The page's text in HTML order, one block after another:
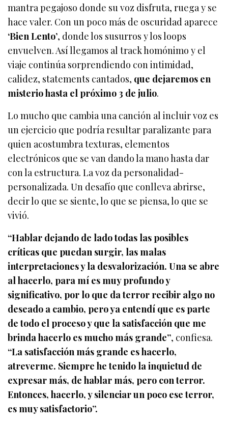
mantra pegajoso donde su voz disfruta, ruega y se
hace valer. Con un poco más de oscuridad aparece
‘Bien Lento’, donde los susurros y los loops
envuelven. Así llegamos al track homónimo y el
viaje continúa sorprendiendo con intimidad,
calidez, statements cantados, que dejaremos en
misterio hasta el próximo 3 de julio.
Lo mucho que cambia una canción al incluir voz es
un ejercicio que podría resultar paralizante para
quien acostumbra texturas, elementos
electrónicos que se van dando la mano hasta dar
con la estructura. La voz da personalidad-
personalizada. Un desafío que conlleva abrirse,
decir lo que se siente, lo que se piensa, lo que se
vivió.
“Hablar dejando de lado todas las posibles
críticas que puedan surgir, las malas
interpretaciones y la desvalorización. Una se abre
al hacerlo, para mí es muy profundo y
significativo, por lo que da terror recibir algo no
deseado a cambio, pero ya entendí que es parte
de todo el proceso y que la satisfacción que me
brinda hacerlo es mucho más grande”, confiesa.
“La satisfacción más grande es hacerlo,
atreverme. Siempre he tenido la inquietud de
expresar más, de hablar más, pero con terror.
Entonces, hacerlo, y silenciar un poco ese terror,
es muy satisfactorio”.